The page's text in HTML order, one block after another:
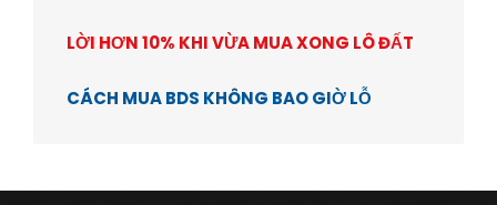
LỜI HƠN 10% KHI VỪA MUA XONG LÔ ĐẤT
CÁCH MUA BDS KHÔNG BAO GIỜ LỖ